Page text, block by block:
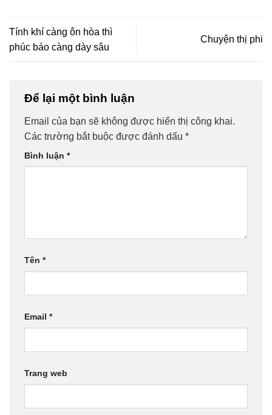
Tính khí càng ôn hòa thì
phúc báo càng dày sâu
Chuyện thị phi
Để lại một bình luận
Email của bạn sẽ không được hiển thị công khai.
Các trường bắt buộc được đánh dấu *
Bình luận *
Tên *
Email *
Trang web